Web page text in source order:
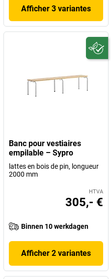
Afficher 3 variantes
Banc pour vestiaires
empilable – Sypro
lattes en bois de pin, longueur
2000 mm
HTVA
305,- €
Binnen 10 werkdagen
Afficher 2 variantes